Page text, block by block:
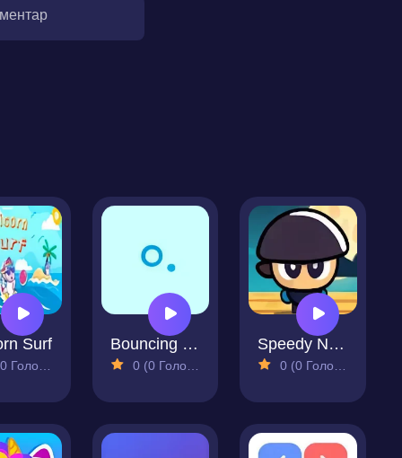
Surf Bouncing Ring Arcade
0 (0 Голосів)
Speedy Ninja
0 (0 Голосів)